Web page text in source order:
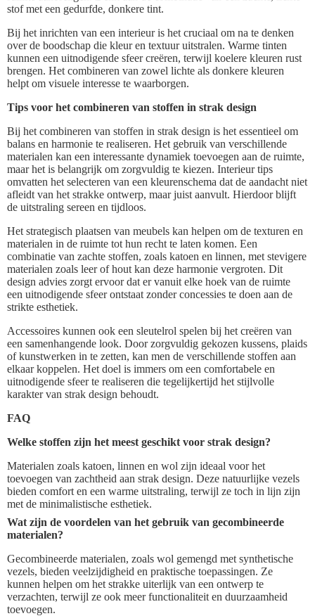
stof met een gedurfde, donkere tint.
Bij het inrichten van een interieur is het cruciaal om na te denken
over de boodschap die kleur en textuur uitstralen. Warme tinten
kunnen een uitnodigende sfeer creëren, terwijl koelere kleuren rust
brengen. Het combineren van zowel lichte als donkere kleuren
helpt om visuele interesse te waarborgen.
Tips voor het combineren van stoffen in strak design
Bij het combineren van stoffen in strak design is het essentieel om
balans en harmonie te realiseren. Het gebruik van verschillende
materialen kan een interessante dynamiek toevoegen aan de ruimte,
maar het is belangrijk om zorgvuldig te kiezen. Interieur tips
omvatten het selecteren van een kleurenschema dat de aandacht niet
afleidt van het strakke ontwerp, maar juist aanvult. Hierdoor blijft
de uitstraling sereen en tijdloos.
Het strategisch plaatsen van meubels kan helpen om de texturen en
materialen in de ruimte tot hun recht te laten komen. Een
combinatie van zachte stoffen, zoals katoen en linnen, met stevigere
materialen zoals leer of hout kan deze harmonie vergroten. Dit
design advies zorgt ervoor dat er vanuit elke hoek van de ruimte
een uitnodigende sfeer ontstaat zonder concessies te doen aan de
strikte esthetiek.
Accessoires kunnen ook een sleutelrol spelen bij het creëren van
een samenhangende look. Door zorgvuldig gekozen kussens, plaids
of kunstwerken in te zetten, kan men de verschillende stoffen aan
elkaar koppelen. Het doel is immers om een comfortabele en
uitnodigende sfeer te realiseren die tegelijkertijd het stijlvolle
karakter van strak design behoudt.
FAQ
Welke stoffen zijn het meest geschikt voor strak design?
Materialen zoals katoen, linnen en wol zijn ideaal voor het
toevoegen van zachtheid aan strak design. Deze natuurlijke vezels
bieden comfort en een warme uitstraling, terwijl ze toch in lijn zijn
met de minimalistische esthetiek.
Wat zijn de voordelen van het gebruik van gecombineerde
materialen?
Gecombineerde materialen, zoals wol gemengd met synthetische
vezels, bieden veelzijdigheid en praktische toepassingen. Ze
kunnen helpen om het strakke uiterlijk van een ontwerp te
verzachten, terwijl ze ook meer functionaliteit en duurzaamheid
toevoegen.